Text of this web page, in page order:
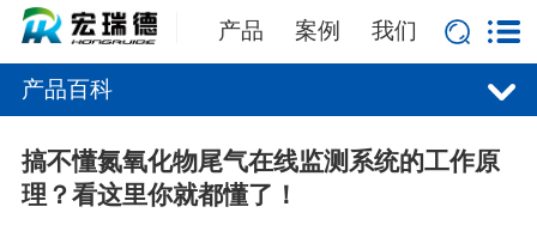
产品 案例 我们
产品百科
搞不懂氮氧化物尾气在线监测系统的工作原
理？看这里你就都懂了！